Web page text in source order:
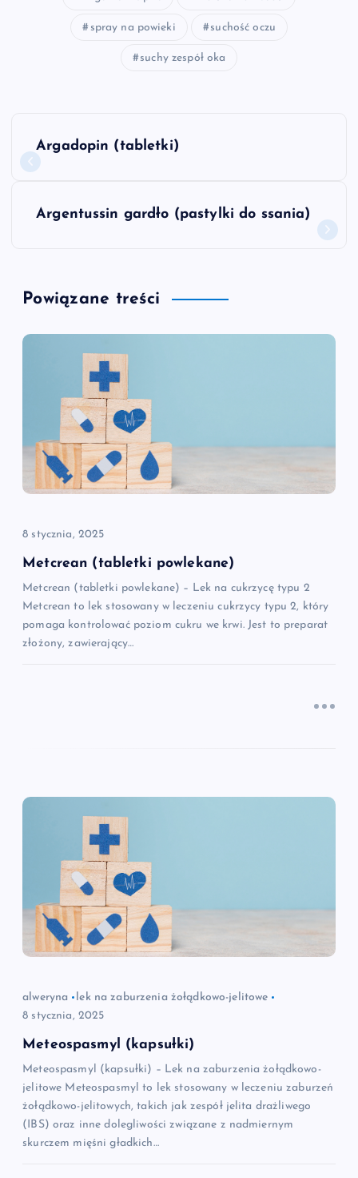
spray na powieki suchość oczu
suchy zespół oka
a
g
a
a
w
p
s
u
Argadopin (tabletki)
Argentussin gardło (pastylki do ssania)
Powiązane treści
8 stycznia, 2025
Metcrean (tabletki powlekane)
Metcrean (tabletki powlekane) – Lek na cukrzycę typu 2
Metcrean to lek stosowany w leczeniu cukrzycy typu 2, który
pomaga kontrolować poziom cukru we krwi. Jest to preparat
złożony, zawierający…
alweryna
lek na zaburzenia żołądkowo-jelitowe
8 stycznia, 2025
Meteospasmyl (kapsułki)
Meteospasmyl (kapsułki) – Lek na zaburzenia żołądkowo-
jelitowe Meteospasmyl to lek stosowany w leczeniu zaburzeń
żołądkowo-jelitowych, takich jak zespół jelita drażliwego
(IBS) oraz inne dolegliwości związane z nadmiernym
skurczem mięśni gładkich…